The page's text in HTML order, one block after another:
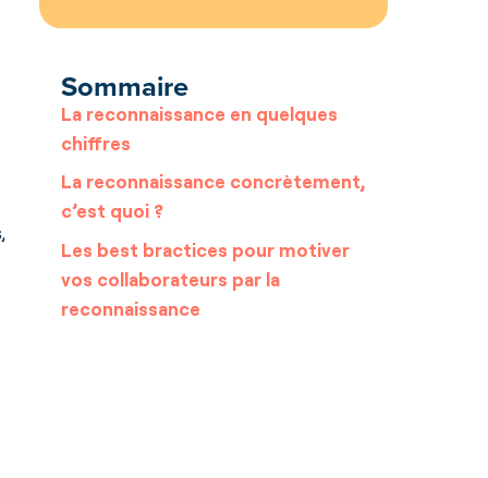
Sommaire
La reconnaissance en quelques
chiffres
La reconnaissance concrètement,
c’est quoi ?
Les best bractices pour motiver
vos collaborateurs par la
reconnaissance